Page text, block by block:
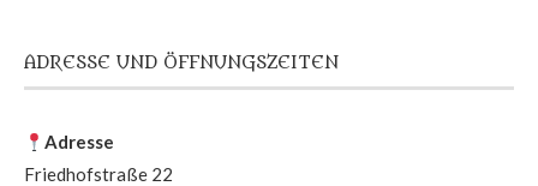
ADRESSE UND ÖFFNUNGSZEITEN
Adresse
Friedhofstraße 22